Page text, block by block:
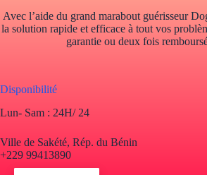
Avec l’aide du grand marabout guérisseur
la solution rapide et efficace à tout vos
garantie ou deux fois
Disponibilité
Lun- Sam : 24H/ 24
Ville de Sakété, Rép. du Bénin
+229 99413890